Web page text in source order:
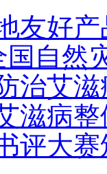
友好
国自然
治艾
滋病
评大